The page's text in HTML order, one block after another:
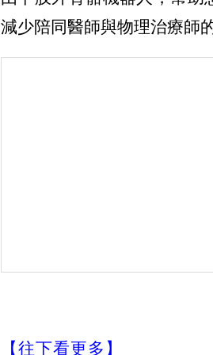
減少陪同醫師與物理治療師
【往下看更多】